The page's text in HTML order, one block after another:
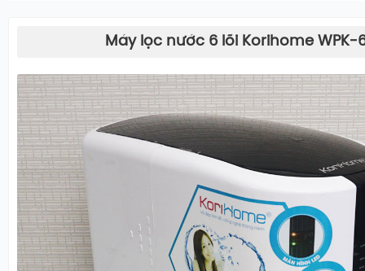
Xem thêm
Máy lọc nước 6 lõi Korihome WPK-